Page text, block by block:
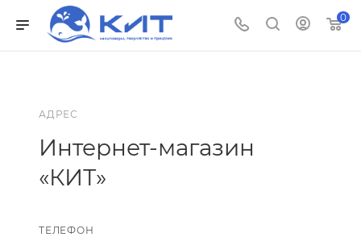
0
АДРЕС
Интернет-магазин
«КИТ»
ТЕЛЕФОН